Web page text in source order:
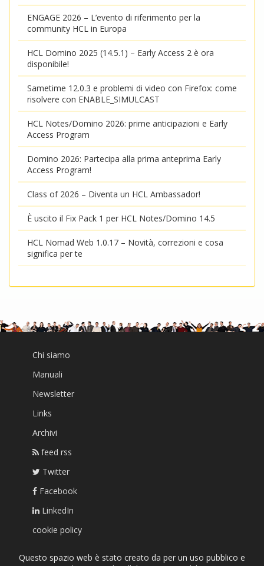
ENGAGE 2026 – L’evento di riferimento per la
community HCL in Europa
HCL Domino 2025 (14.5.1) – Early Access 2 è ora
disponibile!
Sametime 12.0.3 e problemi di video con Firefox: come
risolvere con ENABLE_SIMULCAST
HCL Notes/Domino 2026: prime anticipazioni e Early
Access Program
Domino 2026: Partecipa alla prima anteprima Early
Access Program!
Class of 2026 – Diventa un HCL Ambassador!
È uscito il Fix Pack 1 per HCL Notes/Domino 14.5
HCL Nomad Web 1.0.17 – Novità, correzioni e cosa
significa per te
Chi siamo
Manuali
Newsletter
Links
Archivi
feed rss
Twitter
Facebook
LinkedIn
cookie policy
Questo spazio web è stato creato da per un uso pubblico e